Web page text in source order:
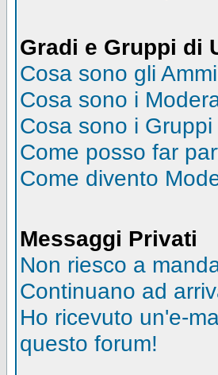
Gradi e Gruppi di
Cosa sono gli
Cosa sono i
Cosa sono i
Come posso far
Come divento
Messaggi Privati
Non riesco a
Continuano ad
Ho ricevuto un'e-
questo forum!